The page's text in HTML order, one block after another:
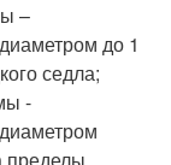
–
до 1
седла;
-